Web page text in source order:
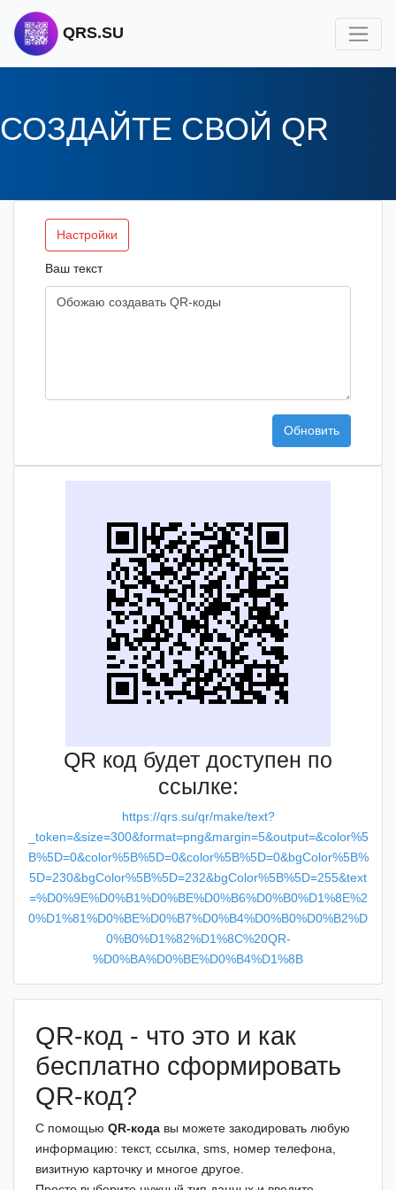
QRS.SU
СОЗДАЙТЕ СВОЙ QR
Настройки
Ваш текст
Обновить
QR код будет доступен по
ссылке:
https://qrs.su/qr/make/text?
_token=&size=300&format=png&margin=5&output=&color%5
B%5D=0&color%5B%5D=0&color%5B%5D=0&bgColor%5B%
5D=230&bgColor%5B%5D=232&bgColor%5B%5D=255&text
=%D0%9E%D0%B1%D0%BE%D0%B6%D0%B0%D1%8E%2
0%D1%81%D0%BE%D0%B7%D0%B4%D0%B0%D0%B2%D
0%B0%D1%82%D1%8C%20QR-
%D0%BA%D0%BE%D0%B4%D1%8B
QR-код - что это и как
бесплатно сформировать
QR-код?
С помощью QR-кода вы можете закодировать любую
информацию: текст, ссылка, sms, номер телефона,
визитную карточку и многое другое.